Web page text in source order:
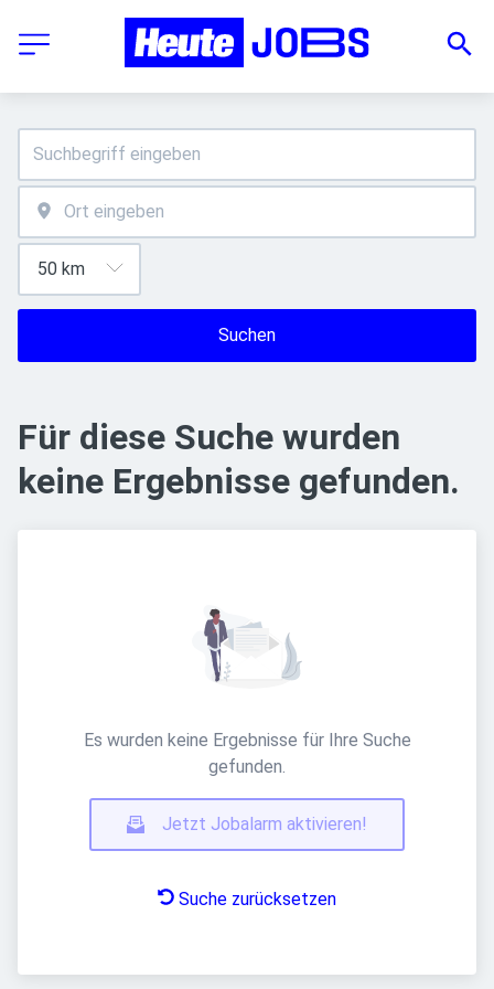
Suchen
Für diese Suche wurden
keine Ergebnisse gefunden.
Es wurden keine Ergebnisse für Ihre Suche
gefunden.
Jetzt Jobalarm aktivieren!
Suche zurücksetzen